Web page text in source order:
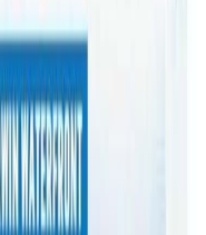
थप पुष्टी गर्नका लागि
टेष्ट गर्ने किट भने
समेत संघिय सरकारले
नियम शुक्रबारदेखि न्यु
अष्ट्रेलिया र क्यानबेराले